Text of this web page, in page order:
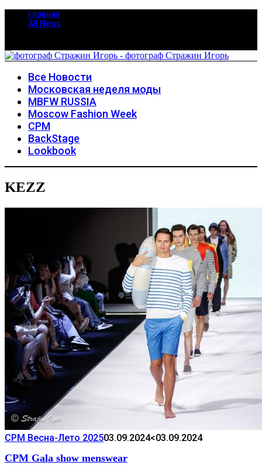
главная
All News
Все Новости
Московская неделя моды
MBFW RUSSIA
Moscow Fashion Week
CPM
BackStage
Lookbook
KEZZ
CPM Весна-Лето 202503.09.2024<03.09.2024
CPM Gala show menswear